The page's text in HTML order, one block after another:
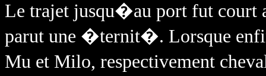
Le trajet jusqu�au port fut court
parut une �ternit�. Lorsque
Mu et Milo, respectivement